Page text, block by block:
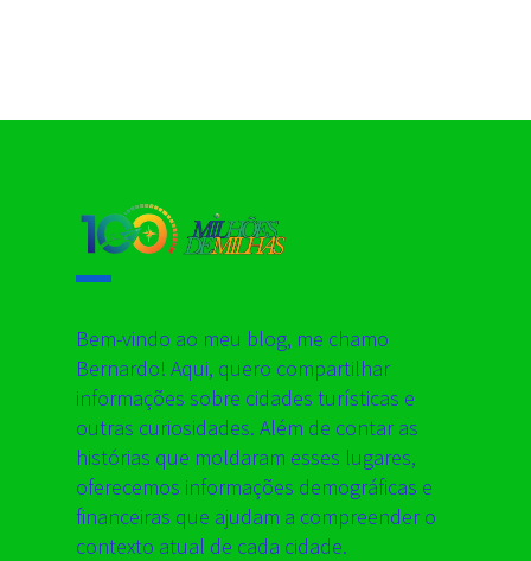
Bem-vindo ao meu blog, me chamo
Bernardo! Aqui, quero compartilhar
informações sobre cidades turísticas e
outras curiosidades. Além de contar as
histórias que moldaram esses lugares,
oferecemos informações demográficas e
financeiras que ajudam a compreender o
contexto atual de cada cidade.